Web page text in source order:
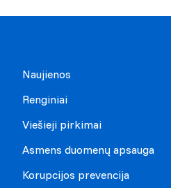
Naujienos
Renginiai
Viešieji pirkimai
Asmens duomenų apsauga
Korupcijos prevencija